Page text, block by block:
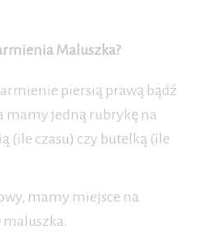
Maluszka?
piersią prawą bądź
mamy jedną rubrykę na
(ile czasu) czy butelką (ile
mamy miejsce na
maluszka.